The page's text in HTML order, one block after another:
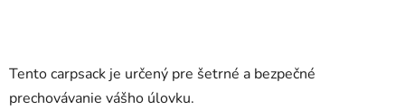
Tento carpsack je určený pre šetrné a bezpečné
prechovávanie vášho úlovku.